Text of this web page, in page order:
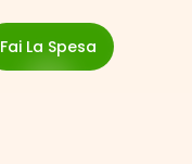
Fai La Spesa